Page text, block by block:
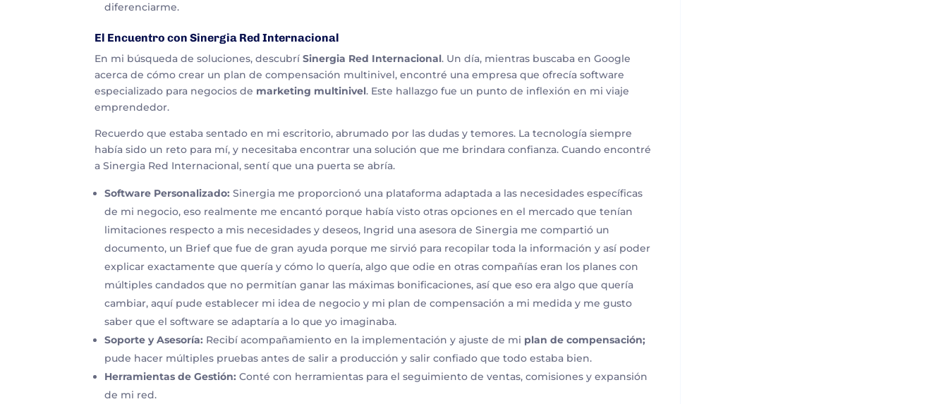
diferenciarme.
El Encuentro con Sinergia Red Internacional
En mi búsqueda de soluciones, descubríSinergia Red Internacional. Un día, mientras buscaba en Google
acerca de cómo crear un plan de compensación multinivel, encontré una empresa que ofrecía software
especializado para negocios de marketing multinivel. Este hallazgo fue un punto de inflexión en mi viaje
emprendedor.
Recuerdo que estaba sentado en mi escritorio, abrumado por las dudas y temores. La tecnología siempre
había sido un reto para mí, y necesitaba encontrar una solución que me brindara confianza. Cuando encontré
a Sinergia Red Internacional, sentí que una puerta se abría.
Software Personalizado: Sinergia me proporcionó una plataforma adaptada a las necesidades específicas
de mi negocio, eso realmente me encantó porque había visto otras opciones en el mercado que tenían
limitaciones respecto a mis necesidades y deseos, Ingrid una asesora de Sinergia me compartió un
documento, un Brief que fue de gran ayuda porque me sirvió para recopilar toda la información y así poder
explicar exactamente que quería y cómo lo quería, algo que odie en otras compañías eran los planes con
múltiples candados que no permitían ganar las máximas bonificaciones, así que eso era algo que quería
cambiar, aquí pude establecer mi idea de negocio y mi plan de compensación a mi medida y me gusto
saber que el software se adaptaría a lo que yo imaginaba.
Soporte y Asesoría: Recibí acompañamiento en la implementación y ajuste de mi plan de compensación;
pude hacer múltiples pruebas antes de salir a producción y salir confiado que todo estaba bien.
Herramientas de Gestión: Conté con herramientas para el seguimiento de ventas, comisiones y expansión
de mi red.